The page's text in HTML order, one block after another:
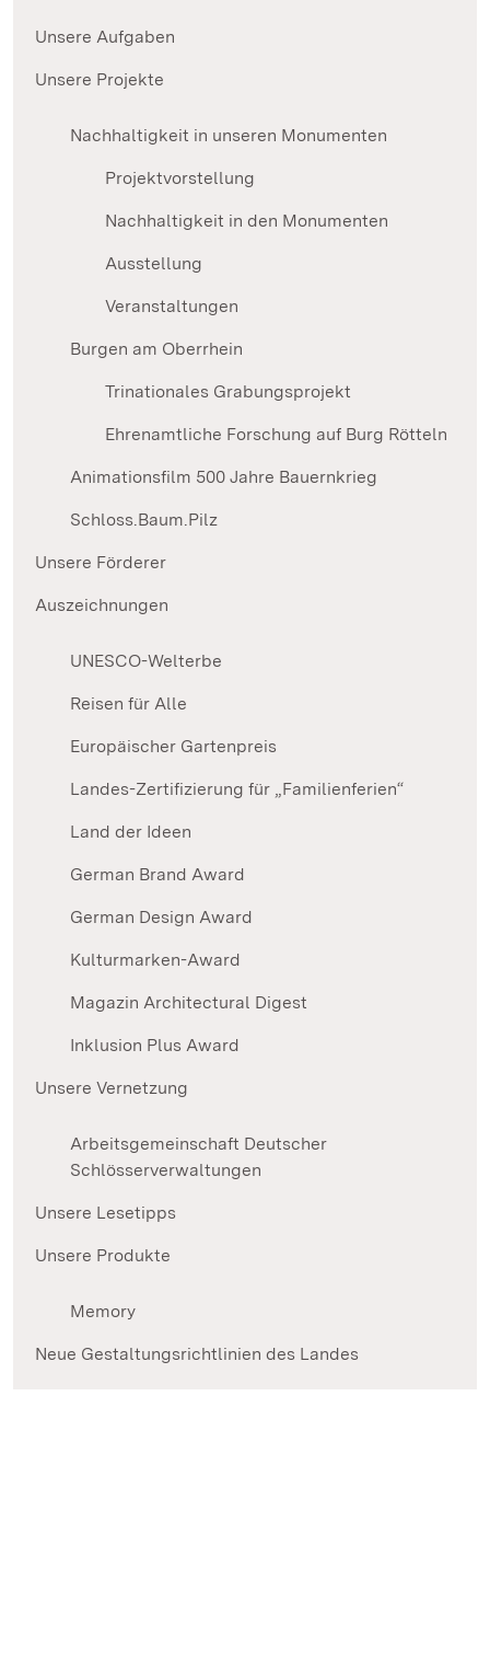
Unsere Aufgaben
Unsere Projekte
Nachhaltigkeit in unseren Monumenten
Projektvorstellung
Nachhaltigkeit in den Monumenten
Ausstellung
Veranstaltungen
Burgen am Oberrhein
Trinationales Grabungsprojekt
Ehrenamtliche Forschung auf Burg Rötteln
Animationsfilm 500 Jahre Bauernkrieg
Schloss.Baum.Pilz
Unsere Förderer
Auszeichnungen
UNESCO-Welterbe
Reisen für Alle
Europäischer Gartenpreis
Landes-Zertifizierung für „Familienferien“
Land der Ideen
German Brand Award
German Design Award
Kulturmarken-Award
Magazin Architectural Digest
Inklusion Plus Award
Unsere Vernetzung
Arbeitsgemeinschaft Deutscher
Schlösserverwaltungen
Unsere Lesetipps
Unsere Produkte
Memory
Neue Gestaltungsrichtlinien des Landes